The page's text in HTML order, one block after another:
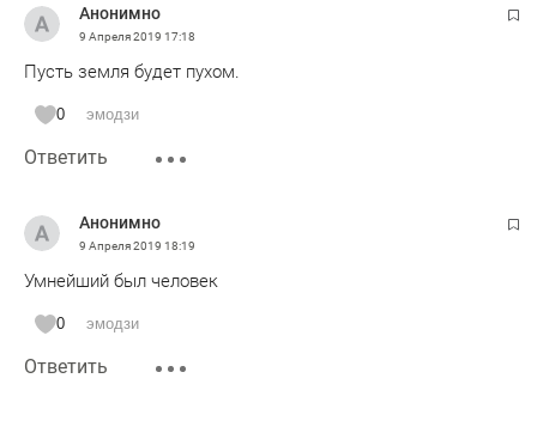
Анонимно
9 Апреля 2019 17:18
Пусть земля будет пухом.
0 эмодзи
Ответить
Анонимно
9 Апреля 2019 18:19
Умнейший был человек
0 эмодзи
Ответить